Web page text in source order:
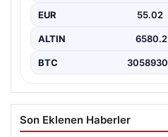
EUR 55.02
ALTIN 6580.2
BTC 3058930
Son Eklenen Haberler